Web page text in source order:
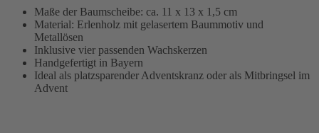
Maße der Baumscheibe: ca. 11 x 13 x 1,5 cm
Material: Erlenholz mit gelasertem Baummotiv und
Metallösen
Inklusive vier passenden Wachskerzen
Handgefertigt in Bayern
Ideal als platzsparender Adventskranz oder als Mitbringsel im
Advent